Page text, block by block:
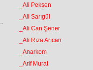
_Ali Pekşen
_Ali Sarıgül
_Ali Can Şener
_Ali Rıza Arıcan
_Anarkom
_Arif Murat